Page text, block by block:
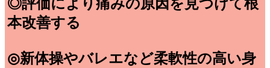
◎評価により痛みの原因を見つけて根
本改善する
◎新体操やバレエなど柔軟性の高い身